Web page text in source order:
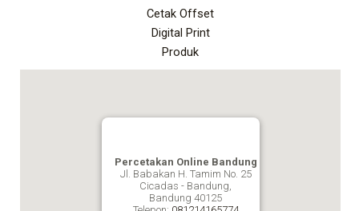
Cetak Offset
Digital Print
Produk
Percetakan Online Bandung
Jl. Babakan H. Tamim No. 25
Cicadas - Bandung,
Bandung 40125